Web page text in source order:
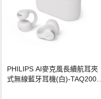
PHILIPS AI麥克風長續航耳夾
式無線藍牙耳機(白)-TAQ2000